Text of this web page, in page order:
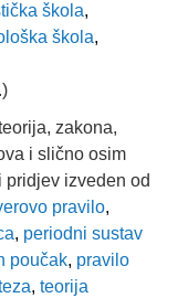
škola,
škola,
zakona,
i slično osim
izveden od
pravilo,
, periodni sustav
poučak, pravilo
, teorija